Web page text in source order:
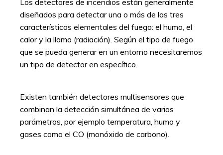
diseñados para detectar una o más de las tres
características elementales del fuego: el humo, el
calor y la llama (radiación). Según el tipo de fuego
que se pueda generar en un entorno necesitaremos
un tipo de detector en específico.
Existen también detectores multisensores que
combinan la detección simultánea de varios
parámetros, por ejemplo temperatura, humo y
gases como el CO (monóxido de carbono).